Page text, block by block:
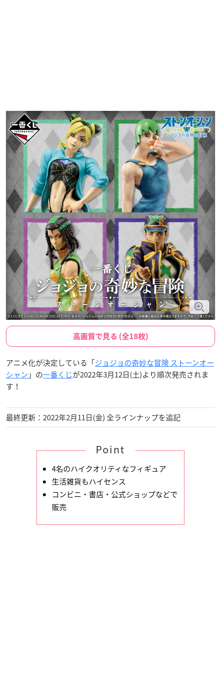
高画質で見る (全18枚)
アニメ化が決定している「ジョジョの奇妙な冒険 ストーンオー
シャン 」の一番くじが2022年3月12日(土)より順次発売されま
す！
最終更新：2022年2月11日(金) 全ラインナップを追記
Point
4名のハイクオリティなフィギュア
生活雑貨もハイセンス
コンビニ・書店・公式ショップなどで
販売